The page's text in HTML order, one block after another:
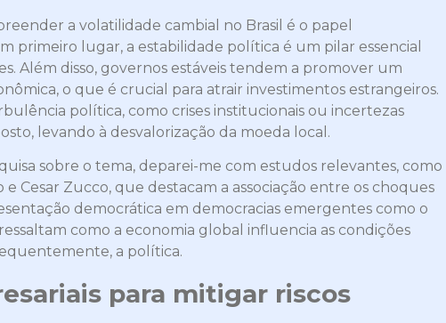
a volatilidade cambial no Brasil é o papel
primeiro lugar, a estabilidade política é um pilar essencial
Além disso, governos estáveis tendem a promover um
o que é crucial para atrair investimentos estrangeiros.
política, como crises institucionais ou incertezas
levando à desvalorização da moeda local.
sobre o tema, deparei-me com estudos relevantes, como
Cesar Zucco, que destacam a associação entre os choques
democrática em democracias emergentes como o
como a economia global influencia as condições
a política.
para mitigar riscos